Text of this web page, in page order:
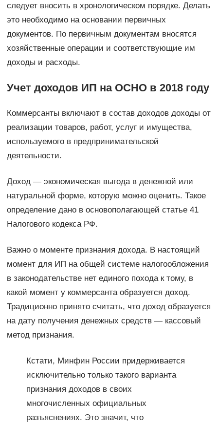
следует вносить в хронологическом порядке. Делать
это необходимо на основании первичных
документов. По первичным документам вносятся
хозяйственные операции и соответствующие им
доходы и расходы.
Учет доходов ИП на ОСНО в 2018 году
Коммерсанты включают в состав доходов доходы от
реализации товаров, работ, услуг и имущества,
используемого в предпринимательской
деятельности.
Доход — экономическая выгода в денежной или
натуральной форме, которую можно оценить. Такое
определение дано в основополагающей статье 41
Налогового кодекса РФ.
Важно о моменте признания дохода. В настоящий
момент для ИП на общей системе налогообложения
в законодательстве нет единого похода к тому, в
какой момент у коммерсанта образуется доход.
Традиционно принято считать, что доход образуется
на дату получения денежных средств — кассовый
метод признания.
Кстати, Минфин России придерживается
исключительно только такого варианта
признания доходов в своих
многочисленных официальных
разъяснениях. Это значит, что